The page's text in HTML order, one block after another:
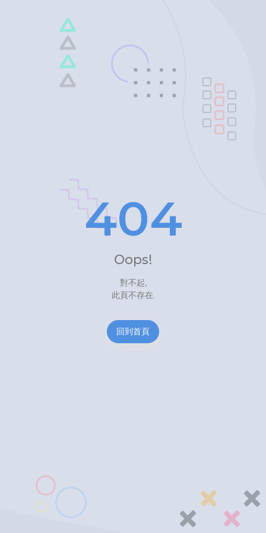
404
Oops!
對不起,
此頁不存在.
回到首頁